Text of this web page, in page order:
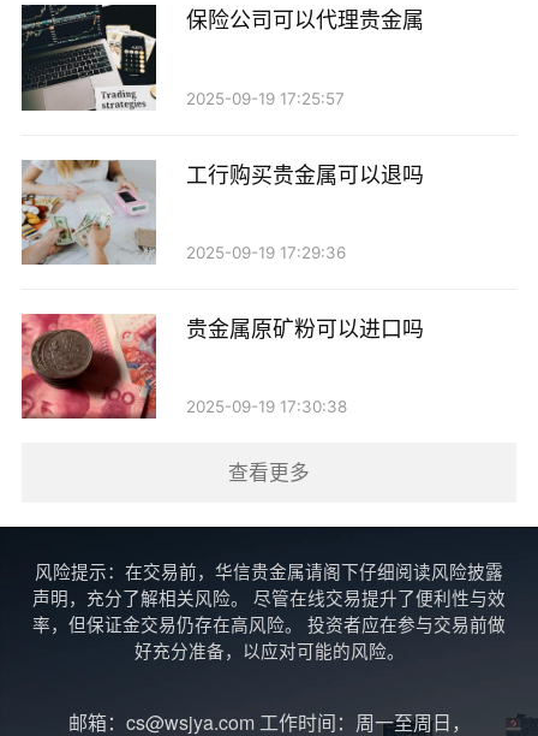
是划算的选择。贵金属的市场价格波动较大，出售时可
能会面临价格下跌的风险。此外，不同的商家对于贵金
属的接受度和评估标准也有所不同，这可能导致交易过
消费者需要谨慎评估市场情况和交易成本。
除了直接交易，贵金属的投资价值也能间接影响我
险资产。在经济不稳定或通货膨胀严重时，持有贵金属
的人可能会受益，从而有更多的资金用于购买食物和其
他日常开销。因此，合理配置贵金属作为资产的一部
日常生活中并不是最方便的支付手段。现金和电子支付
仍然是更为普遍和实用的选择。在日常购物中，使用现
金或信用卡能够更方便地进行交易，避免了贵金属价格
波动带来的风险。
总之，账户中的贵金属可以通过出售或寻找愿意接
保险公司可以代理贵金属
2025-09-19 17:25:57
工行购买贵金属可以退吗
2025-09-19 17:29:36
贵金属原矿粉可以进口吗
2025-09-19 17:30:38
查看更多
风险提示：在交易前，华信贵金属请阁下仔细阅读风险披露
声明，充分了解相关风险。 尽管在线交易提升了便利性与效
率，但保证金交易仍存在高风险。 投资者应在参与交易前做
好充分准备，以应对可能的风险。
邮箱：cs@wsjya.com 工作时间：周一至周日，